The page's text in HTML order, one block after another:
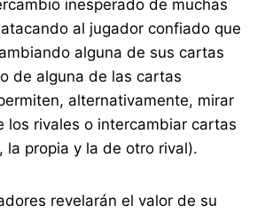
inesperado de muchas
al jugador confiado que
alguna de sus cartas
de alguna de las cartas
alternativamente, mirar
los rivales o intercambiar cartas
la propia y la de otro rival).
revelarán el valor de su